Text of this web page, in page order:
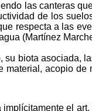
las canteras
de los
respecta a las
(Martínez
su biota asociada,
material, acopio de
el